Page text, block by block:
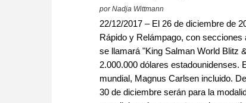
por Nadja Wittmann
22/12/2017 – El 26 de diciembre de
Rápido y Relámpago, con
se llamará "King Salman World Blitz
2.000.000 dólares estadounidenses.
mundial, Magnus Carlsen incluido.
30 de diciembre serán para la